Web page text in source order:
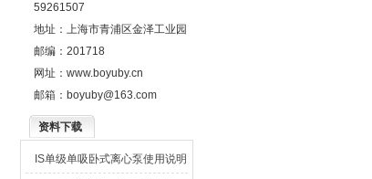
59261507
地址：上海市青浦区金泽工业园
邮编：201718
网址： www.boyuby.cn
邮箱： boyuby@163.com
资料下载
IS单级单吸卧式离心泵使用说明